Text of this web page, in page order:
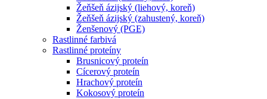
Žeňšeň ázijský (liehový, koreň)
Žeňšeň ázijský (zahustený, koreň)
Ženšenový (PGE)
Rastlinné farbivá
Rastlinné proteíny
Brusnicový proteín
Cícerový proteín
Hrachový proteín
Kokosový proteín